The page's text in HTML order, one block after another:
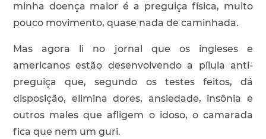
minha doença maior é a preguiça física, muito
pouco movimento, quase nada de caminhada.
Mas agora li no jornal que os ingleses e
americanos estão desenvolvendo a pílula anti-
preguiça que, segundo os testes feitos, dá
disposição, elimina dores, ansiedade, insônia e
outros males que afligem o idoso, o camarada
fica que nem um guri.